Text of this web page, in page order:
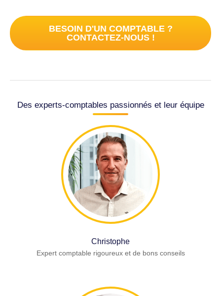
BESOIN D'UN COMPTABLE ?
CONTACTEZ-NOUS !
Des experts-comptables passionnés et leur équipe
Christophe
Expert comptable rigoureux et de bons conseils